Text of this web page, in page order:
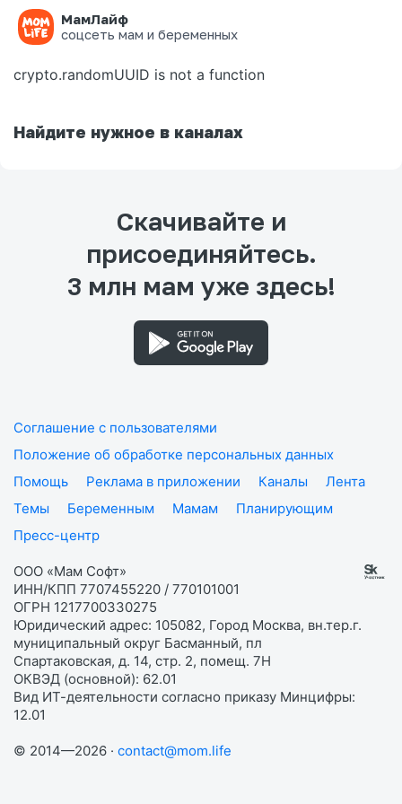
МамЛайф
соцсеть мам и беременных
Ошибка на странице
crypto.randomUUID is not a function
Найдите нужное в каналах
Скачивайте и
присоединяйтесь.
3 млн мам уже здесь!
Соглашение с пользователями
Положение об обработке персональных данных
Помощь
Реклама в приложении Каналы
Лента
Темы
Беременным Мамам
Планирующим
Пресс-центр
ООО «Мам Софт»
ИНН/КПП 7707455220 / 770101001
ОГРН 1217700330275
Юридический адрес: 105082, Город Москва, вн.тер.г.
муниципальный округ Басманный, пл
Спартаковская, д. 14, стр. 2, помещ. 7Н
ОКВЭД (основной): 62.01
Вид ИТ-деятельности согласно приказу Минцифры:
12.01
© 2014—2026 · contact@mom.life